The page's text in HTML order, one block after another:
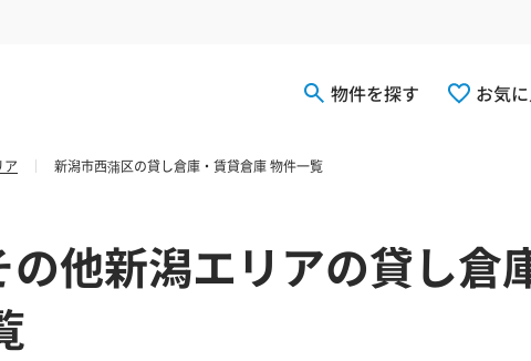
物件を探す お気
ア 新潟市西蒲区の貸し倉庫・賃貸倉庫 物件一覧
他新潟エリアの貸し倉